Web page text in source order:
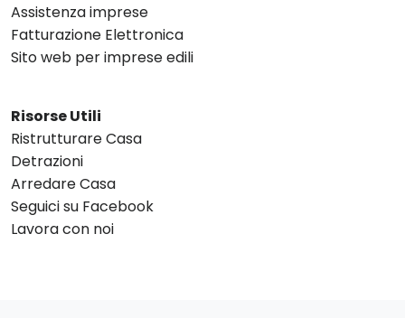
Assistenza imprese
Fatturazione Elettronica
Sito web per imprese edili
Risorse Utili
Ristrutturare Casa
Detrazioni
Arredare Casa
Seguici su Facebook
Lavora con noi